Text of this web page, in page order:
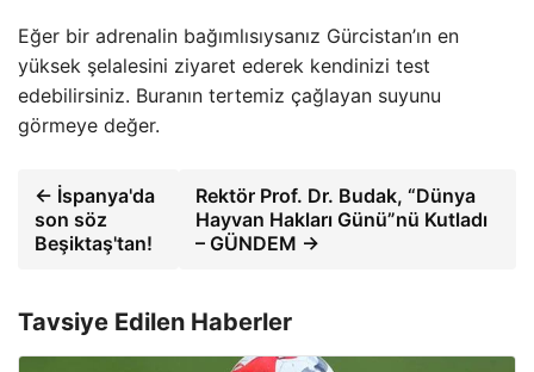
Eğer bir adrenalin bağımlısıysanız Gürcistan’ın en
yüksek şelalesini ziyaret ederek kendinizi test
edebilirsiniz. Buranın tertemiz çağlayan suyunu
görmeye değer.
← İspanya'da
son söz
Beşiktaş'tan!
Rektör Prof. Dr. Budak, “Dünya
Hayvan Hakları Günü”nü Kutladı
– GÜNDEM →
Tavsiye Edilen Haberler